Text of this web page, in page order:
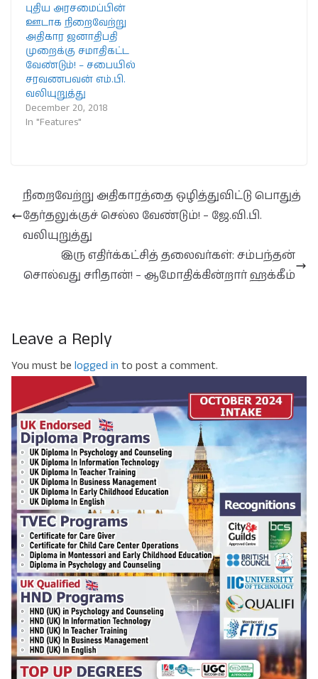
புதிய அரசமைப்பின்
ஊடாக நிறைவேற்று
அதிகார ஜனாதிபதி
முறைக்கு சமாதிகட்ட
வேண்டும்! – சபையில்
சரவணபவன் எம்.பி.
வலியுறுத்து
December 20, 2018
In "Features"
நிறைவேற்று அதிகாரத்தை ஒழித்துவிட்டு பொதுத்
தேர்தலுக்குச் செல்ல வேண்டும்! – ஜே.வி.பி.
வலியுறுத்து
இரு எதிர்க்கட்சித் தலைவர்கள்: சம்பந்தன்
சொல்வது சரிதான்! – ஆமோதிக்கின்றார் ஹக்கீம்
Leave a Reply
You must be logged in to post a comment.